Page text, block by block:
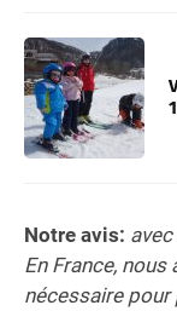
Notre avis:
En France,
nécessaire